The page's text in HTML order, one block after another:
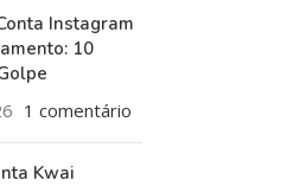
Instagram
10
1 comentário
Kwai